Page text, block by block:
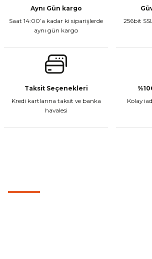
Sepete Ekle
CF Moto 450MT Sol Kumanda Düğmeleri Komple
₺ 2.800,00
Aynı Gün kargo
Saat 14:00’a kadar ki siparişlerde
aynı gün kargo
256bit
Taksit Seçenekleri
Kredi kartlarına taksit ve banka
havalesi
Kolay